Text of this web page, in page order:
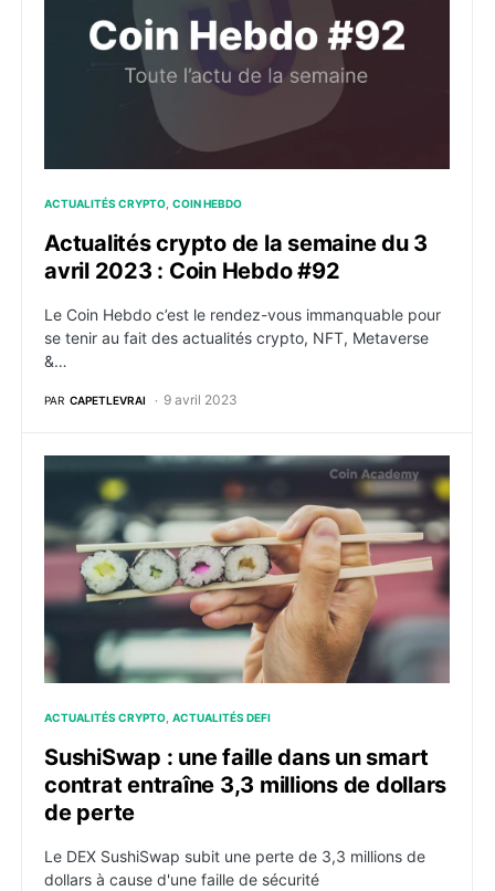
ACTUALITÉS CRYPTO COIN HEBDO
Actualités crypto de la semaine du 3
avril 2023 : Coin Hebdo #92
Le Coin Hebdo c’est le rendez-vous immanquable pour
se tenir au fait des actualités crypto, NFT, Metaverse
&…
PAR CAPETLEVRAI 9 avril 2023
SushiSwap : une faille dans un smart contrat
ACTUALITÉS CRYPTO ACTUALITÉS DEFI
SushiSwap : une faille dans un smart
contrat entraîne 3,3 millions de dollars
de perte
Le DEX SushiSwap subit une perte de 3,3 millions de
dollars à cause d'une faille de sécurité